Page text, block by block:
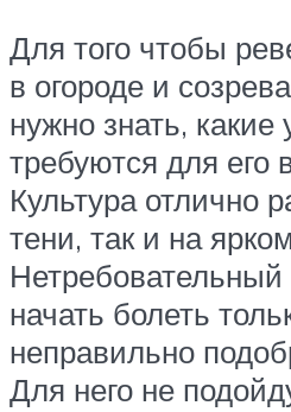
Для того чтобы
в огороде и
нужно знать, какие
требуются для
Культура отлично
тени, так и на
начать болеть
неправильно
Для него не